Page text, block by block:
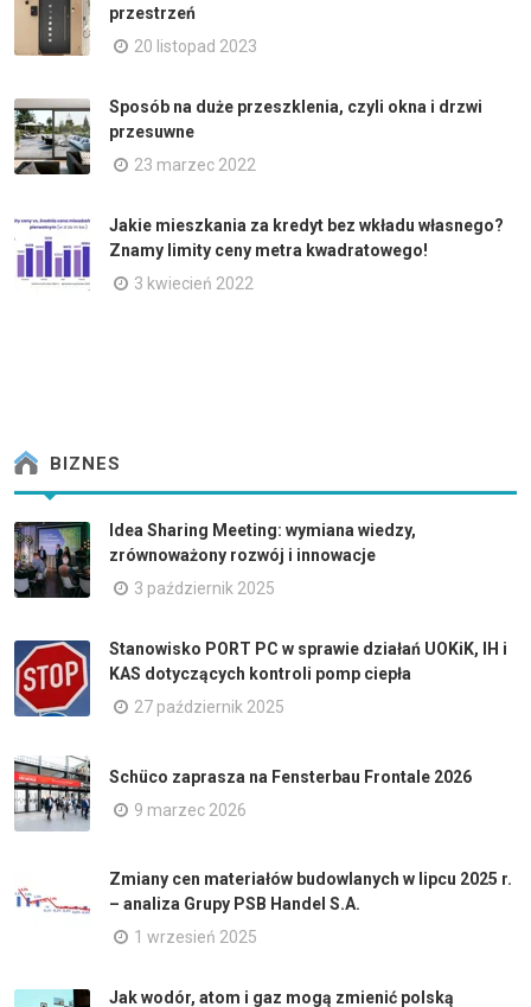
przestrzeń
20 listopad 2023
Sposób na duże przeszklenia, czyli okna i drzwi
przesuwne
23 marzec 2022
Jakie mieszkania za kredyt bez wkładu własnego?
Znamy limity ceny metra kwadratowego!
3 kwiecień 2022
BIZNES
Idea Sharing Meeting: wymiana wiedzy,
zrównoważony rozwój i innowacje
3 październik 2025
Stanowisko PORT PC w sprawie działań UOKiK, IH i
KAS dotyczących kontroli pomp ciepła
27 październik 2025
Schüco zaprasza na Fensterbau Frontale 2026
9 marzec 2026
Zmiany cen materiałów budowlanych w lipcu 2025 r.
– analiza Grupy PSB Handel S.A.
1 wrzesień 2025
Jak wodór, atom i gaz mogą zmienić polską